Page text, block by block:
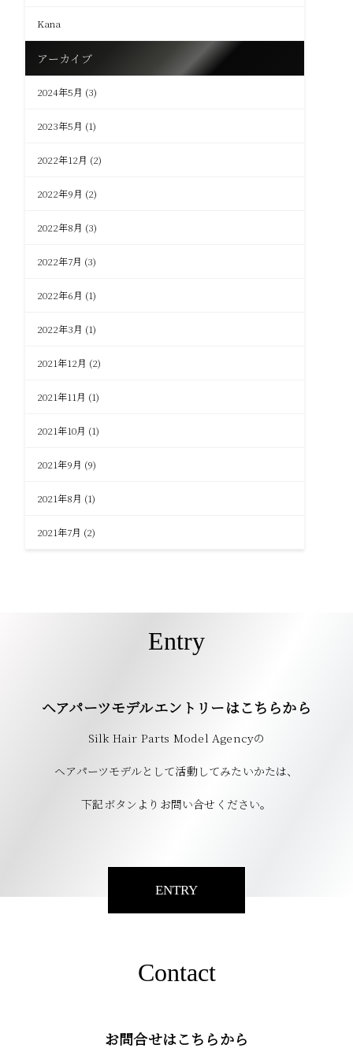
Kana
アーカイブ
2024年5月 (3)
2023年5月 (1)
2022年12月 (2)
2022年9月 (2)
2022年8月 (3)
2022年7月 (3)
2022年6月 (1)
2022年3月 (1)
2021年12月 (2)
2021年11月 (1)
2021年10月 (1)
2021年9月 (9)
2021年8月 (1)
2021年7月 (2)
Entry
ヘアパーツモデルエントリーはこちらから
Silk Hair Parts Model Agencyの
ヘアパーツモデルとして活動してみたいかたは、
下記ボタンよりお問い合せください。
ENTRY
Contact
お問合せはこちらから